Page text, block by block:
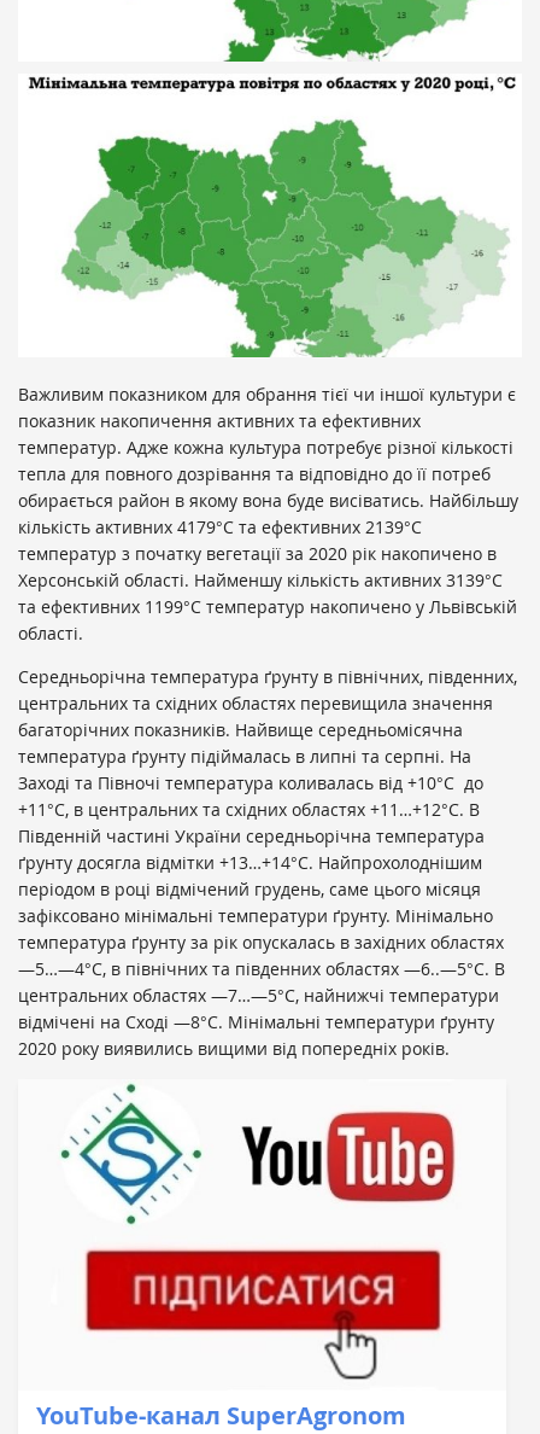
Важливим показником для обрання тієї чи іншої культури є
показник накопичення активних та ефективних
температур. Адже кожна культура потребує різної кількості
тепла для повного дозрівання та відповідно до її потреб
обирається район в якому вона буде висіватись. Найбільшу
кількість активних 4179°C та ефективних 2139°C
температур з початку вегетації за 2020 рік накопичено в
Херсонській області. Найменшу кількість активних 3139°C
та ефективних 1199°C температур накопичено у Львівській
області.
Середньорічна температура ґрунту в північних, південних,
центральних та східних областях перевищила значення
багаторічних показників. Найвище середньомісячна
температура ґрунту підіймалась в липні та серпні. На
Заході та Півночі температура коливалась від +10°C до
+11°C, в центральних та східних областях +11…+12°C. В
Південній частині України середньорічна температура
ґрунту досягла відмітки +13…+14°C. Найпрохолоднішим
періодом в році відмічений грудень, саме цього місяця
зафіксовано мінімальні температури ґрунту. Мінімально
температура ґрунту за рік опускалась в західних областях
—5…—4°C, в північних та південних областях —6..—5°C. В
центральних областях —7…—5°C, найнижчі температури
відмічені на Сході —8°C. Мінімальні температури ґрунту
2020 року виявились вищими від попередніх років.
YouTube-кaнaл SuperAgronom